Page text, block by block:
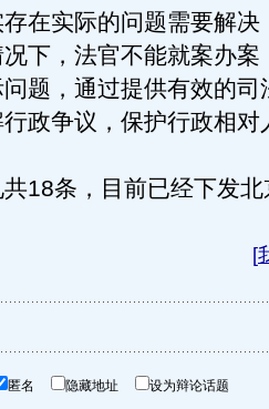
在实际的问题需要解决
下，法官不能就案办案
题，通过提供有效的司
政争议，保护行政相对
条，目前已经下发北
[
匿名 隐藏地址 设为辩论话题